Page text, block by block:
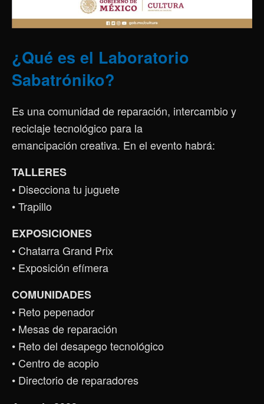
¿Qué es el Laboratorio
Sabatróniko?
Es una comunidad de reparación, intercambio y
reciclaje tecnológico para la
emancipación creativa. En el evento habrá:
TALLERES
• Disecciona tu juguete
• Trapillo
EXPOSICIONES
• Chatarra Grand Prix
• Exposición efímera
COMUNIDADES
• Reto pepenador
• Mesas de reparación
• Reto del desapego tecnológico
• Centro de acopio
• Directorio de reparadores